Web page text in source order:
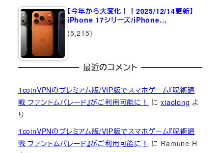
【今年から大変化！！2025/12/14更新】
iPhone 17シリーズ/iPhone…
(5,215)
最近のコメント
1coinVPNのプレミアム版/VIP版でスマホゲーム『呪術廻
戦 ファントムパレード』がご利用可能に！
にxiaolong よ
り
1coinVPNのプレミアム版/VIP版でスマホゲーム『呪術廻
戦 ファントムパレード』がご利用可能に！
に Ramune H